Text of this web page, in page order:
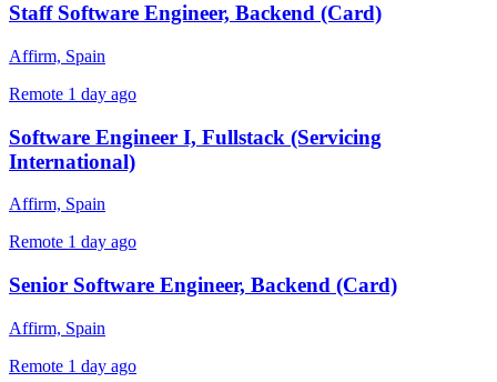
Staff Software Engineer, Backend (Card)
Affirm, Spain
Remote 1 day ago
Software Engineer I, Fullstack (Servicing
International)
Affirm, Spain
Remote 1 day ago
Senior Software Engineer, Backend (Card)
Affirm, Spain
Remote 1 day ago